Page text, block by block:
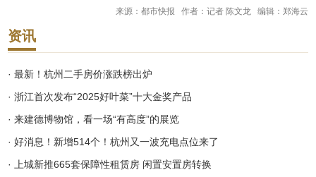
来源：都市快报 作者：记者 陈文龙 编辑：郑海云
资讯
· 最新！杭州二手房价涨跌榜出炉
· 浙江首次发布“2025好叶菜”十大金奖产品
· 来建德博物馆，看一场“有高度”的展览
· 好消息！新增514个！杭州又一波充电点位来了
· 上城新推665套保障性租赁房 闲置安置房转换